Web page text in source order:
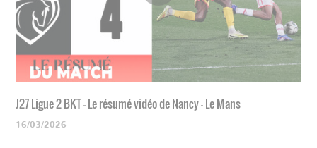
J27 Ligue 2 BKT - Le résumé vidéo de Nancy - Le Mans
16/03/2026